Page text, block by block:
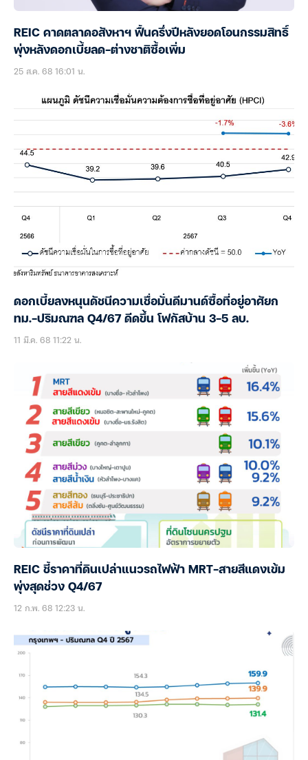
REIC คาดตลาดอสังหาฯ ฟื้นครึ่งปีหลังยอดโอนกรรมสิทธิ์
พุ่งหลังดอกเบี้ยลด-ต่างชาติซื้อเพิ่ม
25 ส.ค. 68 16:01 น.
ดอกเบี้ยลงหนุนดัชนีความเชื่อมั่นดีมานด์ซื้อที่อยู่อาศัยก
ทม.-ปริมณฑล Q4/67 ดีดขึ้น โฟกัสบ้าน 3-5 ลบ.
11 มี.ค. 68 11:22 น.
REIC ชี้ราคาที่ดินเปล่าแนวรถไฟฟ้า MRT-สายสีแดงเข้ม
พุ่งสุดช่วง Q4/67
12 ก.พ. 68 12:23 น.